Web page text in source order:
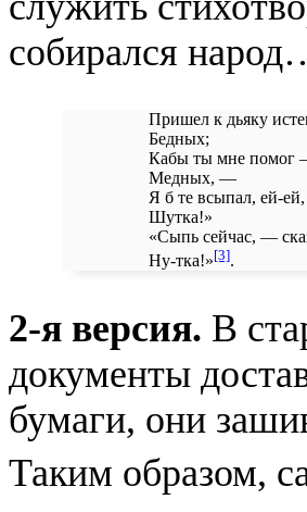
собирался
Пришел к дьяку
Бедных;
Кабы ты мне помог
Медных, —
Я б те всыпал, ей-
Шутка!»
«Сыпь сейчас, —
Ну-тка!»[3].
2-я версия. В
документы
бумаги, они
Таким образом,